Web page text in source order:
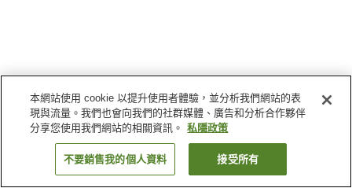
本網站使用 cookie 以提升使用者體驗，並分析我們網站的表
現與流量。我們也會向我們的社群媒體、廣告和分析合作夥伴
分享您使用我們網站的相關資訊。
私隱政策
不要銷售我的個人資料 接受所有